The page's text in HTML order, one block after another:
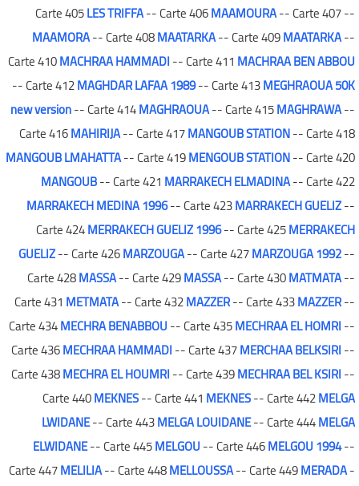
-- Carte 405
LES TRIFFA-- Carte 406MAAMOURA-- Carte 407
MAAMORA-- Carte 408MAATARKA-- Carte 409MAATARKA--
Carte 410MACHRAA HAMMADI-- Carte 411 MACHRAA BEN ABBOU
-- Carte 412MAGHDAR LAFAA 1989-- Carte 413MEGHRAOUA 50K
new version-- Carte 414MAGHRAOUA-- Carte 415MAGHRAWA--
Carte 416MAHIRIJA-- Carte 417MANGOUB STATION-- Carte 418
MANGOUB LMAHATTA-- Carte 419MENGOUB STATION-- Carte 420
MANGOUB-- Carte 421 MARRAKECH ELMADINA-- Carte 422
MARRAKECH MEDINA 1996-- Carte 423MARRAKECH GUELIZ--
Carte 424MERRAKECH GUELIZ 1996-- Carte 425MERRAKECH
GUELIZ-- Carte 426MARZOUGA-- Carte 427MARZOUGA 1992--
Carte 428MASSA-- Carte 429MASSA-- Carte 430MATMATA--
Carte 431 METMATA-- Carte 432MAZZER-- Carte 433MAZZER--
Carte 434MECHRA BENABBOU-- Carte 435MECHRAA EL HOMRI--
Carte 436MECHRAA HAMMADI-- Carte 437MERCHAA BELKSIRI--
Carte 438MECHRA EL HOUMRI-- Carte 439MECHRAA BEL KSIRI--
Carte 440MEKNES-- Carte 441 MEKNES-- Carte 442MELGA
LWIDANE-- Carte 443MELGA LOUIDANE-- Carte 444MELGA
ELWIDANE-- Carte 445MELGOU-- Carte 446MELGOU 1994--
Carte 447MELILIA-- Carte 448MELLOUSSA-- Carte 449MERADA-